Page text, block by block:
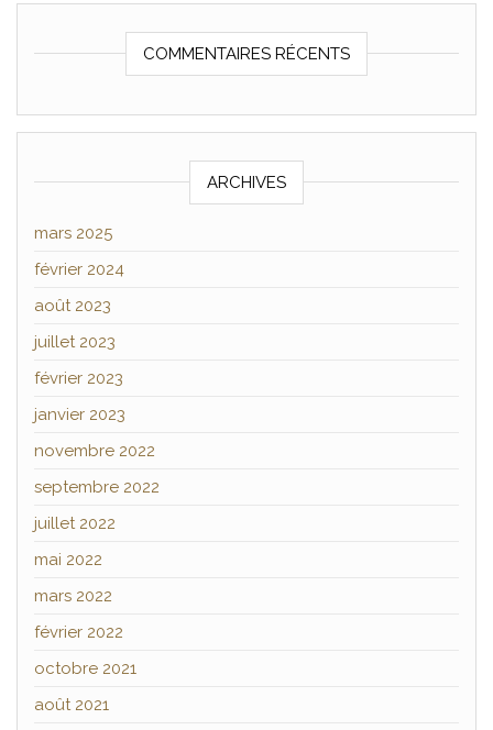
COMMENTAIRES RÉCENTS
ARCHIVES
mars 2025
février 2024
août 2023
juillet 2023
février 2023
janvier 2023
novembre 2022
septembre 2022
juillet 2022
mai 2022
mars 2022
février 2022
octobre 2021
août 2021